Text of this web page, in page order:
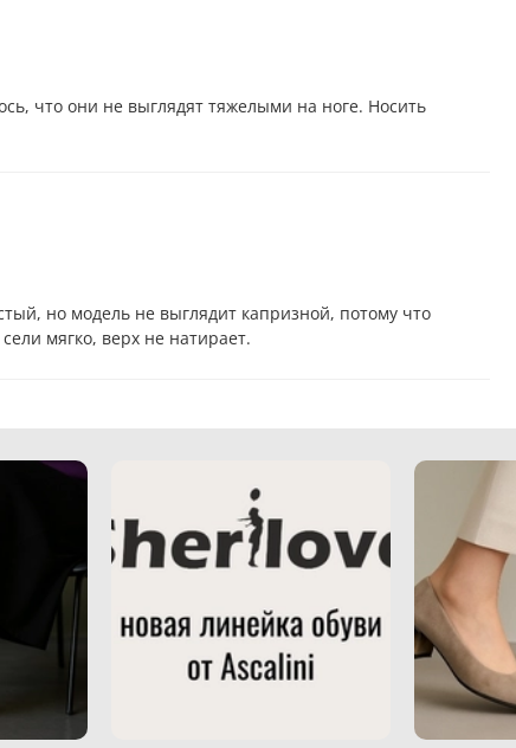
что они не выглядят тяжелыми на ноге. Носить
но модель не выглядит капризной, потому что
мягко, верх не натирает.